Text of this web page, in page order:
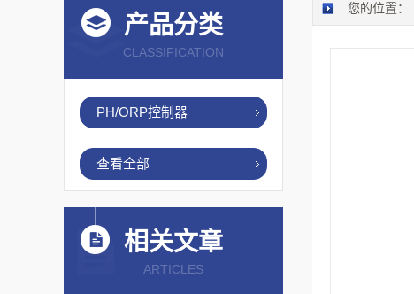
您的位置：
产品分类
CLASSIFICATION
PH/ORP控制器
查看全部
相关文章
ARTICLES